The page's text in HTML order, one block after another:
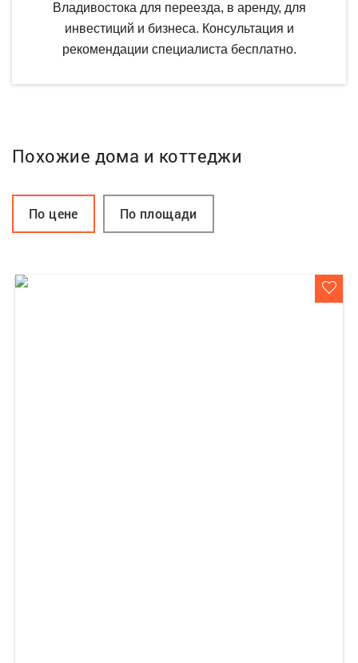
Владивостока для переезда, в аренду, для
инвестиций и бизнеса. Консультация и
рекомендации специалиста бесплатно.
Похожие дома и коттеджи
По цене По площади